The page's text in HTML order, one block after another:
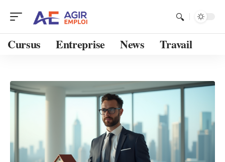
Cursus Entreprise News Travail